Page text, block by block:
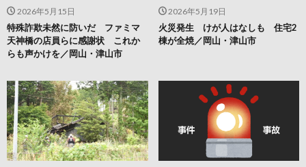
2026年5月19日
火災発生 けが人はなしも 住宅2
棟が全焼／岡山・津山市
2026年5月15日
特殊詐欺未然に防いだ ファミマ
天神橋の店員らに感謝状 これか
らも声かけを／岡山・津山市